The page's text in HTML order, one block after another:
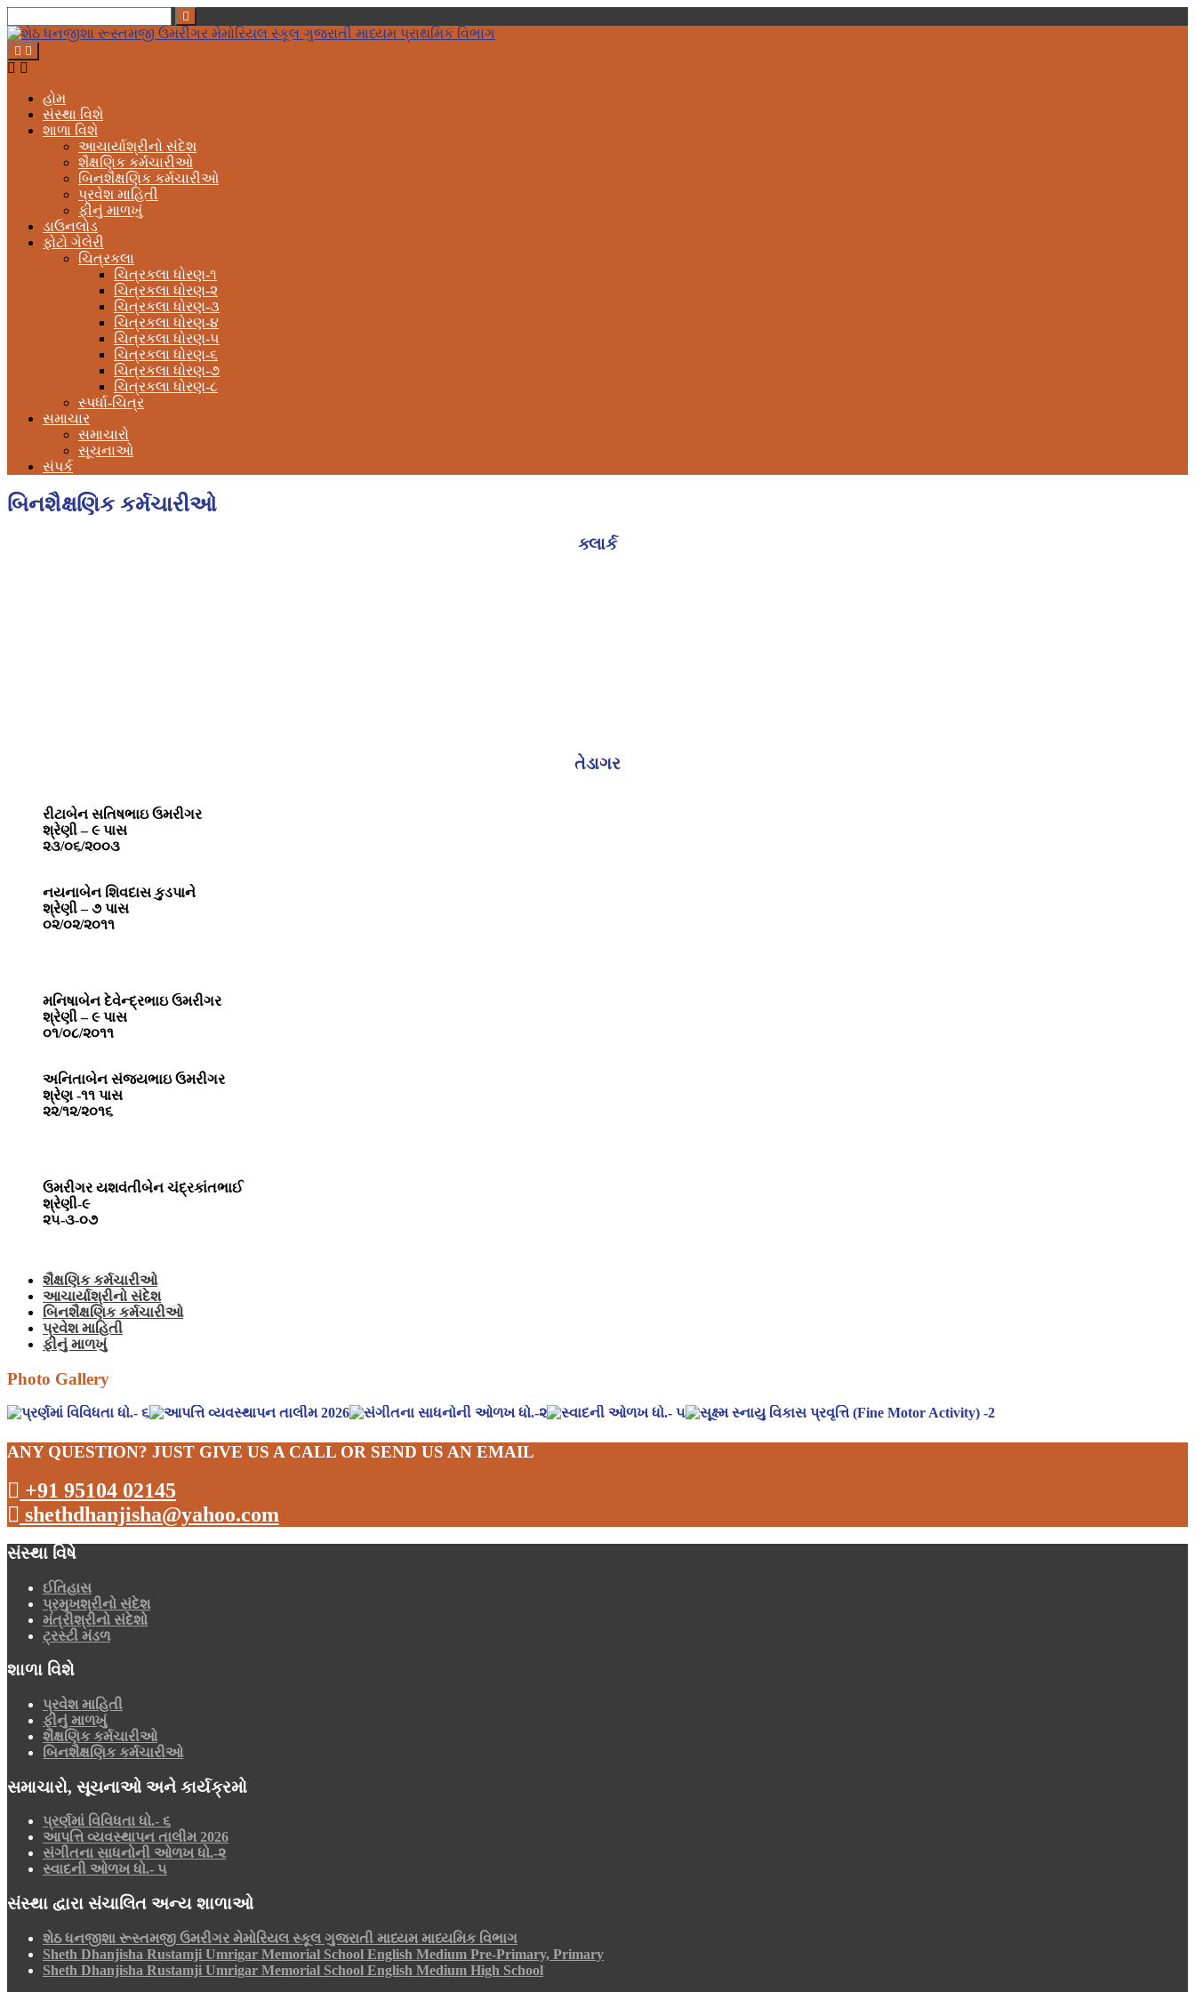
હોમ
સંસ્થા વિશે
શાળા વિશે
આચાર્યાશ્રીનો સંદેશ
શૈક્ષણિક કર્મચારીઓ
બિનશૈક્ષણિક કર્મચારીઓ
પ્રવેશ માહિતી
ફીનું માળખું
ડાઉનલોડ
ફોટો ગેલેરી
ચિત્રકલા
ચિત્રકલા ધોરણ-૧
ચિત્રકલા ધોરણ-૨
ચિત્રકલા ધોરણ-૩
ચિત્રકલા ધોરણ-૪
ચિત્રકલા ધોરણ-૫
ચિત્રકલા ધોરણ-૬
ચિત્રકલા ધોરણ-૭
ચિત્રકલા ધોરણ-૮
સ્પર્ધા-ચિત્ર
સમાચાર
સમાચારો
સૂચનાઓ
સંપર્ક
બિનશૈક્ષણિક કર્મચારીઓ
ક્લાર્ક
તેડાગર
રીટાબેન સતિષભાઇ ઉમરીગર
શ્રેણી – ૯ પાસ
૨૩/૦૬/૨૦૦૩
નયનાબેન શિવદાસ કુડપાને
શ્રેણી – ૭ પાસ
૦૨/૦૨/૨૦૧૧
મનિષાબેન દેવેન્દ્રભાઇ ઉમરીગર
શ્રેણી – ૯ પાસ
૦૧/૦૮/૨૦૧૧
અનિતાબેન સંજયભાઇ ઉમરીગર
શ્રેણ -૧૧ પાસ
૨૨/૧૨/૨૦૧૬
ઉમરીગર યશવંતીબેન ચંદ્રકાંતભાઈ
શ્રેણી-૯
૨૫-૩-૦૭
શૈક્ષણિક કર્મચારીઓ
આચાર્યાશ્રીનો સંદેશ
બિનશૈક્ષણિક કર્મચારીઓ
પ્રવેશ માહિતી
ફીનું માળખું
Photo Gallery
ANY QUESTION? JUST GIVE US A CALL OR SEND US AN EMAIL
+91 95104 02145
shethdhanjisha@yahoo.com
સંસ્થા વિષે
ઈતિહાસ
પ્રમુખશ્રીનો સંદેશ
મંત્રીશ્રીનો સંદેશો
ટ્રસ્ટી મંડળ
શાળા વિશે
પ્રવેશ માહિતી
ફીનું માળખું
શૈક્ષણિક કર્મચારીઓ
બિનશૈક્ષણિક કર્મચારીઓ
સમાચારો, સૂચનાઓ અને કાર્યક્રમો
પ્રર્ણમાં વિવિધતા ધો.- ૬
આપત્તિ વ્યવસ્થાપન તાલીમ 2026
સંગીતના સાધનોની ઓળખ ધો.-૨
સ્વાદની ઓળખ ધો.- ૫
સંસ્થા દ્વારા સંચાલિત અન્ય શાળાઓ
શેઠ ધનજીશા રૂસ્તમજી ઉમરીગર મેમોરિયલ સ્કૂલ ગુજરાતી માધ્યમ માધ્યમિક વિભાગ
Sheth Dhanjisha Rustamji Umrigar Memorial School English Medium Pre-Primary, Primary
Sheth Dhanjisha Rustamji Umrigar Memorial School English Medium High School